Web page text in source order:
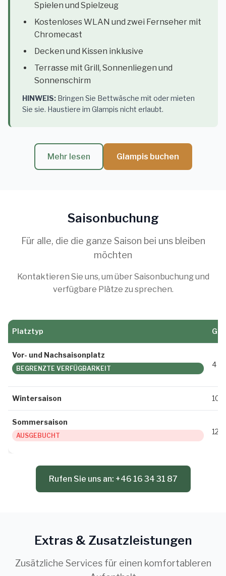
Spielen und Spielzeug
Kostenloses WLAN und zwei Fernseher mit
Chromecast
Decken und Kissen inklusive
Terrasse mit Grill, Sonnenliegen und
Sonnenschirm
HINWEIS: Bringen Sie Bettwäsche mit oder mieten
Sie sie. Haustiere im Glampis nicht erlaubt.
Mehr lesen Glampis buchen
Saisonbuchung
Für alle, die die ganze Saison bei uns bleiben
möchten
Kontaktieren Sie uns, um über Saisonbuchung und
verfügbare Plätze zu sprechen.
Platztyp
Vor- und Nachsaisonplatz
BEGRENZTE VERFÜGBARKEIT 4
Wintersaison 10
Sommersaison
AUSGEBUCHT 12
Rufen Sie uns an: +46 16 34 31 87
Extras & Zusatzleistungen
Zusätzliche Services für einen komfortableren